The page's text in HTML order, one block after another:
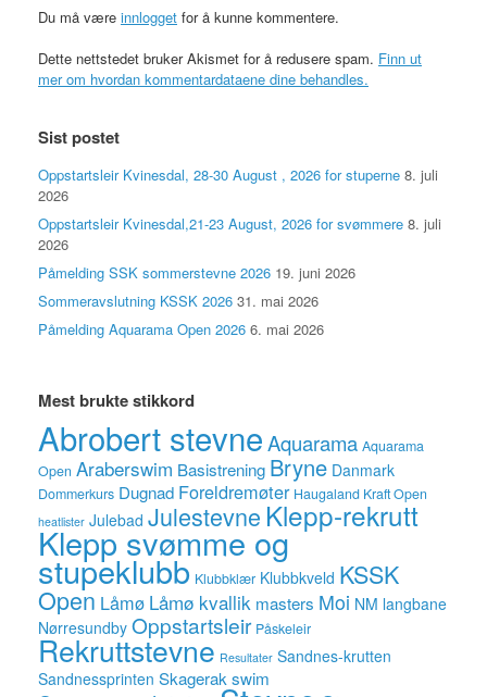
Du må være innlogget for å kunne kommentere.
Dette nettstedet bruker Akismet for å redusere spam. Finn ut
mer om hvordan kommentardataene dine behandles.
Sist postet
Oppstartsleir Kvinesdal, 28-30 August , 2026 for stuperne 8. juli
2026
Oppstartsleir Kvinesdal,21-23 August, 2026 for svømmere 8. juli
2026
Påmelding SSK sommerstevne 2026 19. juni 2026
Sommeravslutning KSSK 2026 31. mai 2026
Påmelding Aquarama Open 2026 6. mai 2026
Mest brukte stikkord
Abrobert stevneAquarama Aquarama
Open Araberswim Basistrening Bryne Danmark
Dommerkurs Dugnad Foreldremøter Haugaland Kraft Open
heatlister Julebad Julestevne Klepp-rekrutt
Klepp svømme og
stupeklubb Klubbklær Klubbkveld KSSK
Open Låmø Låmø kvallik masters Moi NM langbane
Nørresundby Oppstartsleir Påskeleir
Rekruttstevne Resultater Sandnes-krutten
Sandnessprinten Skagerak swim